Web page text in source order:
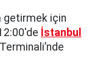
getirmek için
İstanbul